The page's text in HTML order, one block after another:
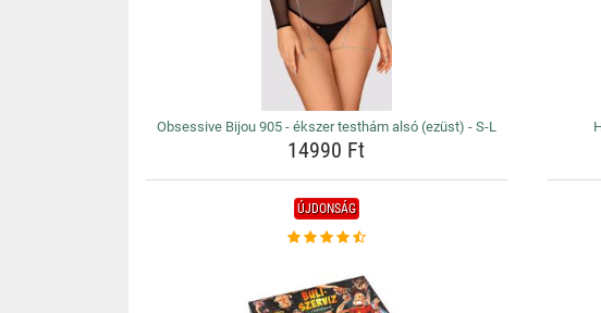
Obsessive Bijou 905 - ékszer testhám alsó (ezüst) - S-L
14990 Ft
ÚJDONSÁG